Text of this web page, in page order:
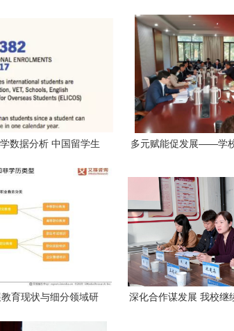
数据分析 中国留学生
多元赋能促发展——学
育现状与细分领域研
深化合作谋发展 我校继